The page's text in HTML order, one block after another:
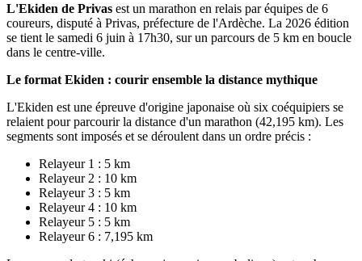
L'Ekiden de Privas est un marathon en relais par équipes de 6
coureurs, disputé à Privas, préfecture de l'Ardèche. La 2026 édition
se tient le samedi 6 juin à 17h30, sur un parcours de 5 km en boucle
dans le centre-ville.
Le format Ekiden : courir ensemble la distance mythique
L'Ekiden est une épreuve d'origine japonaise où six coéquipiers se
relaient pour parcourir la distance d'un marathon (42,195 km). Les
segments sont imposés et se déroulent dans un ordre précis :
Relayeur 1 : 5 km
Relayeur 2 : 10 km
Relayeur 3 : 5 km
Relayeur 4 : 10 km
Relayeur 5 : 5 km
Relayeur 6 : 7,195 km